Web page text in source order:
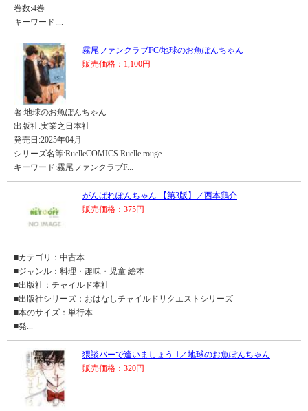
巻数:4巻
キーワード:...
霧尾ファンクラブFC/地球のお魚ぽんちゃん
販売価格：1,100円
著:地球のお魚ぽんちゃん
出版社:実業之日本社
発売日:2025年04月
シリーズ名等:RuelleCOMICS Ruelle rouge
キーワード:霧尾ファンクラブF...
がんばれぽんちゃん 【第3版】／西本鶏介
販売価格：375円
■カテゴリ：中古本
■ジャンル：料理・趣味・児童 絵本
■出版社：チャイルド本社
■出版社シリーズ：おはなしチャイルドリクエストシリーズ
■本のサイズ：単行本
■発...
猥談バーで逢いましょう 1／地球のお魚ぽんちゃん
販売価格：320円